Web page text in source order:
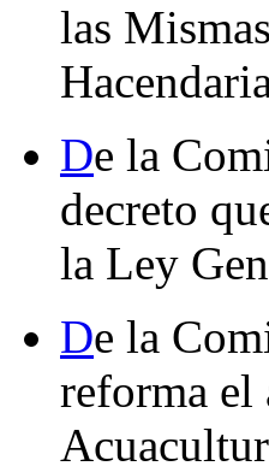
las
De la
decreto
la Ley
De la
reforma el